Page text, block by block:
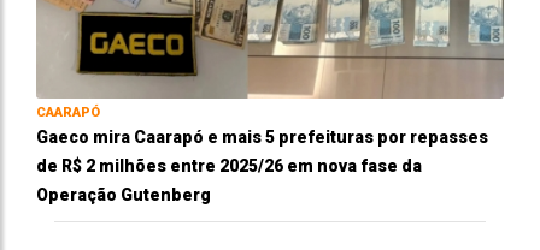
CAARAPÓ
Gaeco mira Caarapó e mais 5 prefeituras por repasses
de R$ 2 milhões entre 2025/26 em nova fase da
Operação Gutenberg